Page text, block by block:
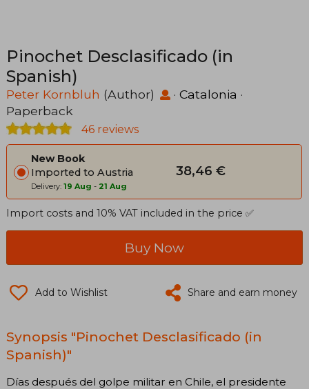
Pinochet Desclasificado (in
Spanish)
Peter Kornbluh (Author) · Catalonia ·
Paperback
46 reviews
New Book
Imported to Austria
Delivery: 19 Aug - 21 Aug
38,46 €
Import costs and 10% VAT included in the price ✅
Buy Now
Add to Wishlist Share and earn money
Synopsis "Pinochet Desclasificado (in
Spanish)"
Días después del golpe militar en Chile, el presidente